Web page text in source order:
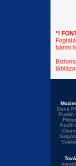
*!
bármi
Duna
Puskin
Petőfi